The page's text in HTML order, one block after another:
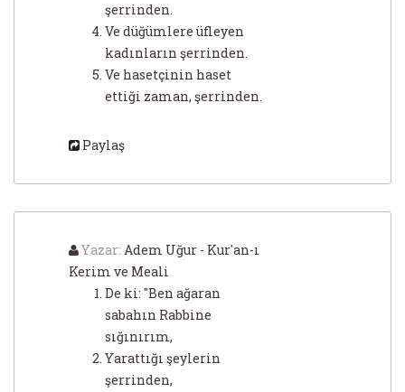
şerrinden.
Ve düğümlere üfleyen
kadınların şerrinden.
Ve hasetçinin haset
ettiği zaman, şerrinden.
Paylaş
Yazar: Adem Uğur - Kur'an-ı
Kerim ve Meali
De ki: "Ben ağaran
sabahın Rabbine
sığınırım,
Yarattığı şeylerin
şerrinden,